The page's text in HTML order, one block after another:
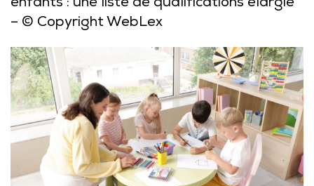
enfants : une liste de qualifications élargie
– © Copyright WebLex